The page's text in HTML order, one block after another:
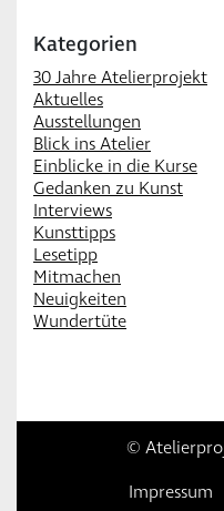
Kategorien
30 Jahre Atelierprojekt
Aktuelles
Ausstellungen
Blick ins Atelier
Einblicke in die Kurse
Gedanken zu Kunst
Interviews
Kunsttipps
Lesetipp
Mitmachen
Neuigkeiten
Wundertüte
©
Impressum